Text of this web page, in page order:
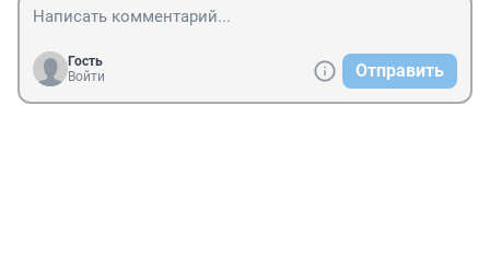
Гость
Войти
Отправить